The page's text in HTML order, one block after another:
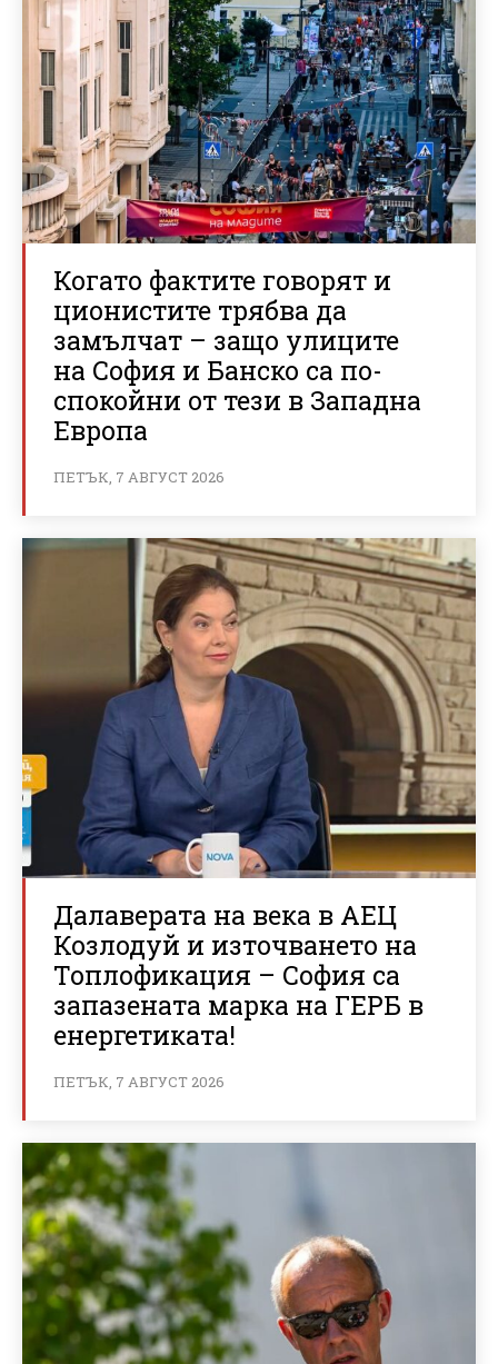
Когато фактите говорят и
ционистите трябва да
замълчат – защо улиците
на София и Банско са по-
спокойни от тези в Западна
Европа
ПЕТЪК, 7 АВГУСТ 2026
Далаверата на века в АЕЦ
Козлодуй и източването на
Топлофикация – София са
запазената марка на ГЕРБ в
енергетиката!
ПЕТЪК, 7 АВГУСТ 2026